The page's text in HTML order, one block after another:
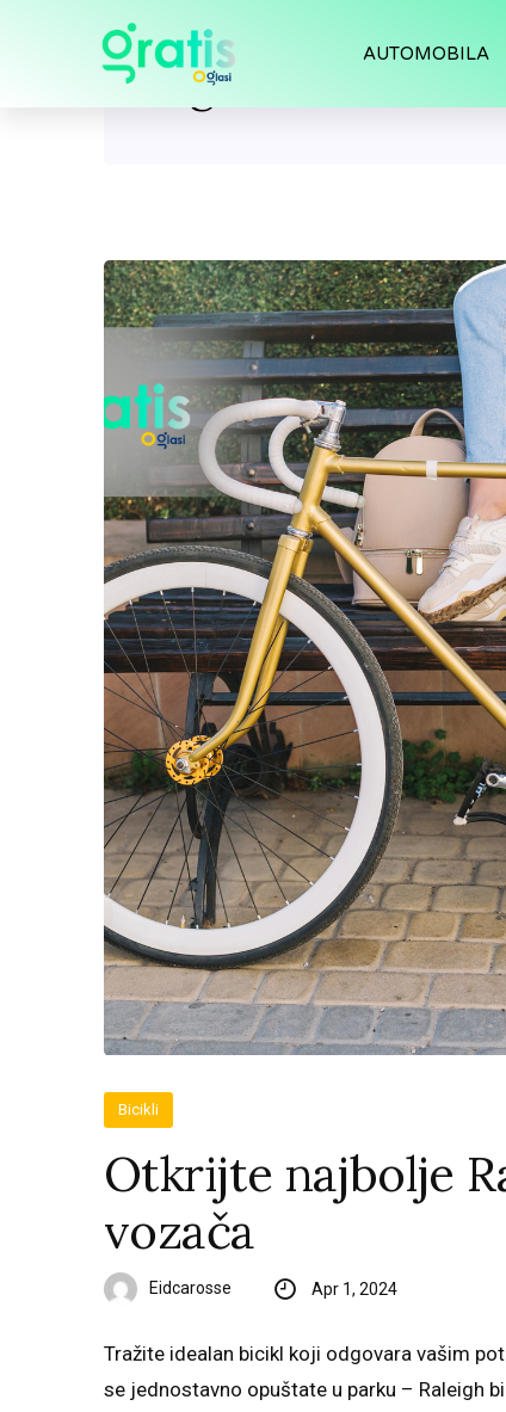
AUTOMOBILA
Tag:
Bicikli
Otkrijte najbolje
vozača
Eidcarosse Apr 1, 2024
Tražite idealan bicikl koji odgovara vašim
se jednostavno opuštate u parku – Raleigh